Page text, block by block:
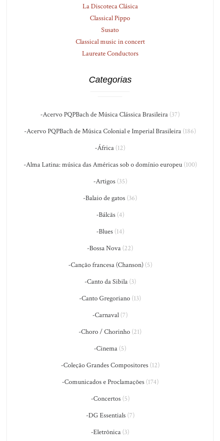
La Discoteca Clásica
Classical Pippo
Susato
Classical music in concert
Laureate Conductors
Categorias
-Acervo PQPBach de Música Clássica Brasileira (37)
-Acervo PQPBach de Música Colonial e Imperial Brasileira (186)
-África (12)
-Alma Latina: música das Américas sob o domínio europeu(100)
-Artigos(35)
-Balaio de gatos (36)
-Bálcãs(4)
-Blues(14)
-Bossa Nova (22)
-Canção francesa (Chanson)(5)
-Canto da Sibila(3)
-Canto Gregoriano (13)
-Carnaval (7)
-Choro / Chorinho (21)
-Cinema (5)
-Coleção Grandes Compositores(12)
-Comunicados e Proclamações(174)
-Concertos(5)
-DG Essentials(7)
-Eletrônica (3)